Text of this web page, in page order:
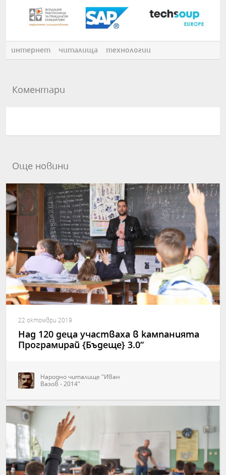
интернет читалища технологии
Коментари
Още новини
22 октомври 2019
Над 120 деца участваха в кампанията
Програмирай {Бъдеще} 3.0“
Народно читалище "Иван
Вазов - 2014"